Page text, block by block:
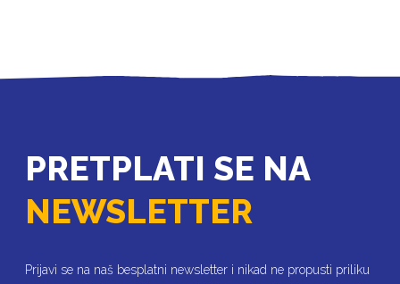
PRETPLATI SE NA
NEWSLETTER
Prijavi se na naš besplatni newsletter i nikad ne propusti priliku